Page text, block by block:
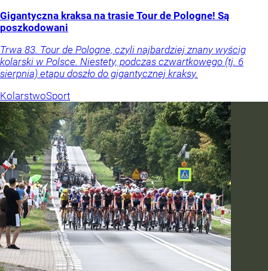
Gigantyczna kraksa na trasie Tour de Pologne! Są
poszkodowani
Trwa 83. Tour de Pologne, czyli najbardziej znany wyścig
kolarski w Polsce. Niestety, podczas czwartkowego (tj. 6
sierpnia) etapu doszło do gigantycznej kraksy.
KolarstwoSport